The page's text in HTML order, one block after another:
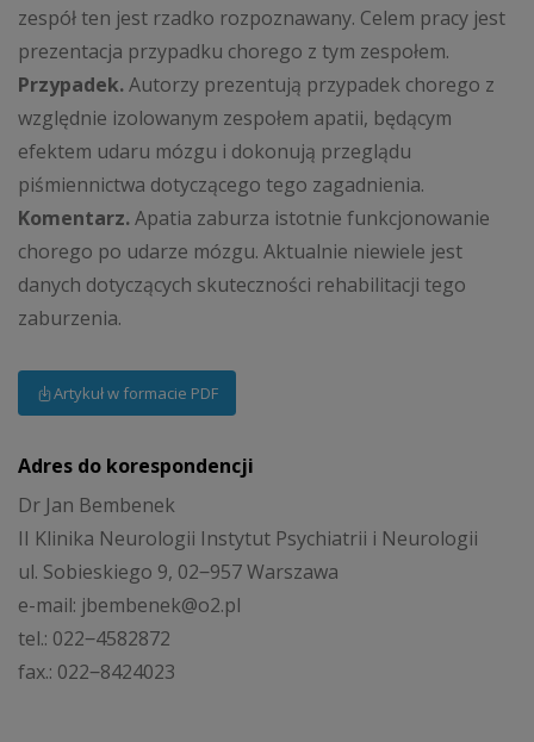
zespół ten jest rzadko rozpoznawany. Celem pracy jest
prezentacja przypadku chorego z tym zespołem.
Przypadek.Autorzy prezentują przypadek chorego z
względnie izolowanym zespołem apatii, będącym
efektem udaru mózgu i dokonują przeglądu
piśmiennictwa dotyczącego tego zagadnienia.
Komentarz.Apatia zaburza istotnie funkcjonowanie
chorego po udarze mózgu. Aktualnie niewiele jest
danych dotyczących skuteczności rehabilitacji tego
zaburzenia.
Artykuł w formacie PDF
Adres do korespondencji
Dr Jan Bembenek
II Klinika Neurologii Instytut Psychiatrii i Neurologii
ul. Sobieskiego 9, 02‒957 Warszawa
e-mail: jbembenek@o2.pl
tel.: 022‒4582872
fax.: 022‒8424023